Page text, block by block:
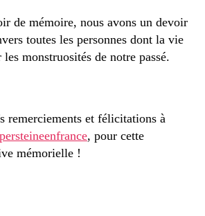
de mémoire, nous avons un devoir
toutes les personnes dont la vie
monstruosités de notre passé.
remerciements et félicitations à
, pour cette
mémorielle !